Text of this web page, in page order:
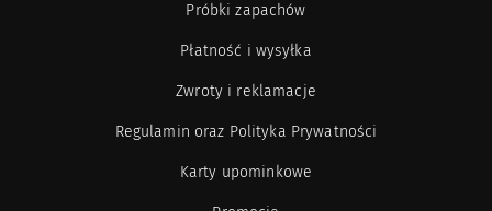
Próbki zapachów
Płatność i wysyłka
Zwroty i reklamacje
Regulamin oraz Polityka Prywatności
Karty upominkowe